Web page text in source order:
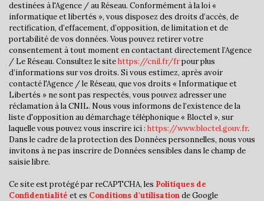
Habitants de plus de 55 ans
Nombre d'enfants par famille
Familles sans enfant
45,97 %
Familles avec 1 ou 2 enfants
Maisons
90,86 %
Appartements
9,14 %
Familles avec 3 enfants
7,09 %
destinées à l'Agence / au Réseau. Conformément à la loi «
informatique et libertés », vous disposez des droits d’accès, de
rectification, d’effacement, d’opposition, de limitation et de
portabilité de vos données. Vous pouvez retirer votre
consentement à tout moment en contactant directement l’Agence
/ Le Réseau. Consultez le sitehttps://cnil.fr/frpour plus
d’informations sur vos droits. Si vous estimez, après avoir
contacté l'Agence / le Réseau, que vos droits « Informatique et
Libertés » ne sont pas respectés, vous pouvez adresser une
réclamation à la CNIL. Nous vous informons de l’existence de la
liste d'opposition au démarchage téléphonique « Bloctel », sur
laquelle vous pouvez vous inscrire ici : https://www.bloctel.gouv.fr.
Dans le cadre de la protection des Données personnelles, nous vous
invitons à ne pas inscrire de Données sensibles dans le champ de
saisie libre.
Ce site est protégé par reCAPTCHA, les Politiques de
Confidentialité et es Conditions d'utilisationde Google